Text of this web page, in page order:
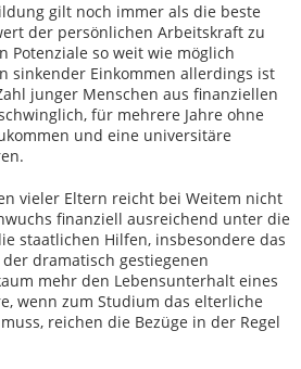
gilt noch immer als die beste
der persönlichen Arbeitskraft zu
Potenziale so weit wie möglich
sinkender Einkommen allerdings ist
junger Menschen aus finanziellen
für mehrere Jahre ohne
und eine universitäre
vieler Eltern reicht bei Weitem nicht
finanziell ausreichend unter die
staatlichen Hilfen, insbesondere das
dramatisch gestiegenen
mehr den Lebensunterhalt eines
wenn zum Studium das elterliche
reichen die Bezüge in der Regel